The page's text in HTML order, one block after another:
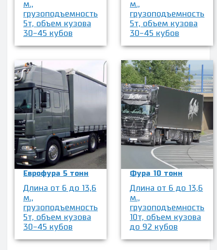
м.,
грузоподъемность
5т, объем кузова
30-45 кубов
м.,
грузоподъемность
5т, объем кузова
30-45 кубов
Еврофура 5 тонн
Длина от 6 до 13,6
м.,
грузоподъемность
5т, объем кузова
30-45 кубов
Фура 10 тонн
Длина от 6 до 13,6
м.,
грузоподъемность
10т, объем кузова
до 92 кубов